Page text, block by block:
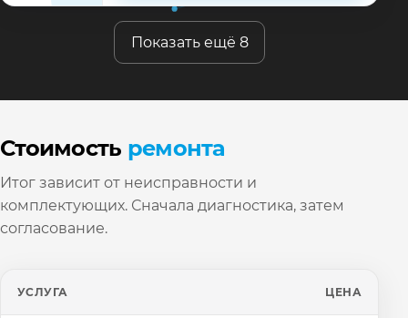
Показать ещё 8
Стоимость ремонта
Итог зависит от неисправности и
комплектующих. Сначала диагностика, затем
согласование.
УСЛУГА ЦЕНА